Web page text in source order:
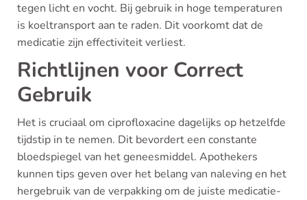
tegen licht en vocht. Bij gebruik in hoge temperaturen
is koeltransport aan te raden. Dit voorkomt dat de
medicatie zijn effectiviteit verliest.
Richtlijnen voor Correct
Gebruik
Het is cruciaal om ciprofloxacine dagelijks op hetzelfde
tijdstip in te nemen. Dit bevordert een constante
bloedspiegel van het geneesmiddel. Apothekers
kunnen tips geven over het belang van naleving en het
hergebruik van de verpakking om de juiste medicatie-